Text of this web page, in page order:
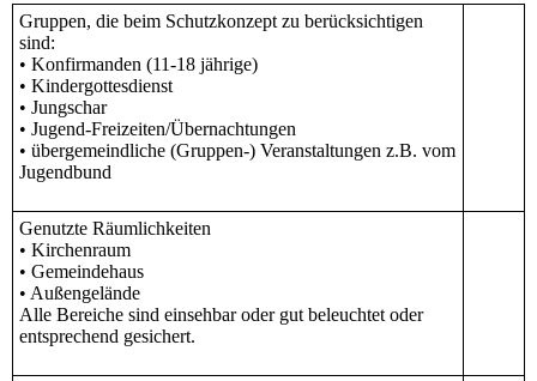
Gruppen, die beim Schutzkonzept zu berücksichtigen
sind:
• Konfirmanden (11-18 jährige)
• Kindergottesdienst
• Jungschar
• Jugend-Freizeiten/Übernachtungen
• übergemeindliche (Gruppen-) Veranstaltungen z.B. vom
Jugendbund
Genutzte Räumlichkeiten
• Kirchenraum
• Gemeindehaus
• Außengelände
Alle Bereiche sind einsehbar oder gut beleuchtet oder
entsprechend gesichert.